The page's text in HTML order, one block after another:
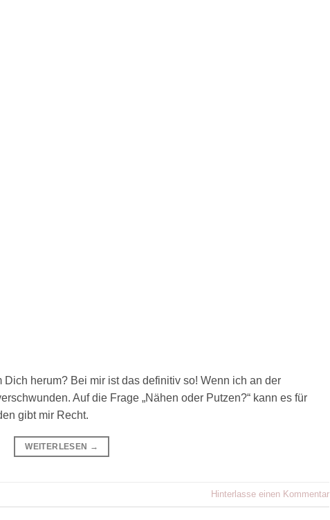
herum? Bei mir ist das definitiv so! Wenn ich an der
Auf die Frage „Nähen oder Putzen?“ kann es für
gibt mir Recht.
WEITERLESEN →
Hinterlasse einen Kommentar